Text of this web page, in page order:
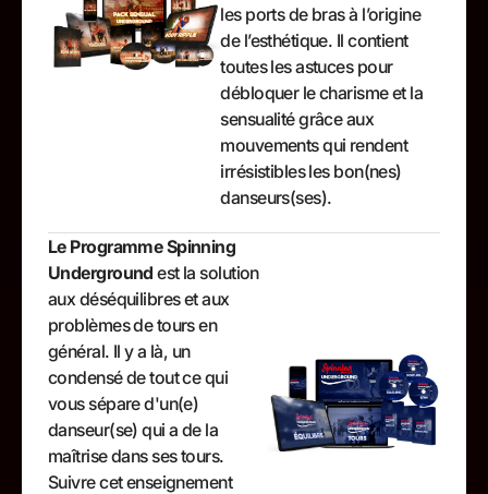
les ports de bras à l’origine
de l’esthétique. Il contient
toutes les astuces pour
débloquer le charisme et la
sensualité grâce aux
mouvements qui rendent
irrésistibles les bon(nes)
danseurs(ses).
Le Programme Spinning
Undergroundest la solution
aux déséquilibres et aux
problèmes de tours en
général. Il y a là, un
condensé de tout ce qui
vous sépare d'un(e)
danseur(se) qui a de la
maîtrise dans ses tours.
Suivre cet enseignement